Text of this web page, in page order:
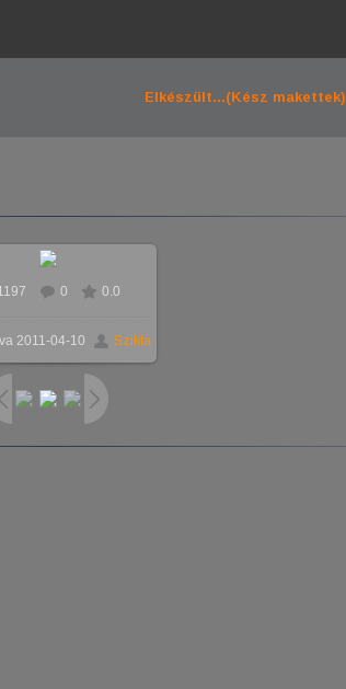
Elkészült...(Kész makettek)
0 0.0
2011-04-10 Szikla